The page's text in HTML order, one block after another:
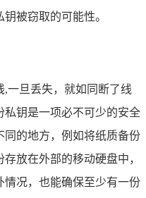
被窃取的可能性。
一旦丢失，就如同断了线
私钥是一项必不可少的安全
同的地方，例如将纸质备份
放在外部的移动硬盘中，
况，也能确保至少有一份